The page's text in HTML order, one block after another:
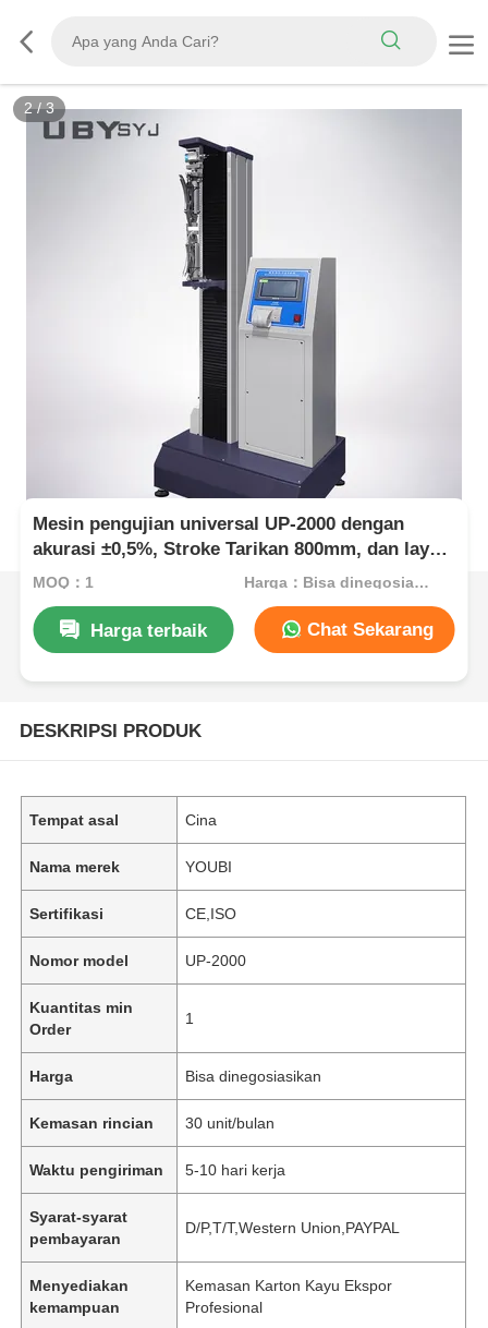
3/3
Mesin pengujian universal UP-2000 dengan
akurasi ±0,5%, Stroke Tarikan 800mm, dan layar
sentuh berwarna 5 inci untuk pengujian
MOQ：1 Harga：Bisa dinegosiasikan
Harga terbaik Chat Sekarang
DESKRIPSI PRODUK
Tempat asal Cina
Nama merek YOUBI
Sertifikasi CE,ISO
Nomor model UP-2000
Kuantitas min
Order
1
Harga Bisa dinegosiasikan
Kemasan rincian 30 unit/bulan
Waktu pengiriman 5-10 hari kerja
Syarat-syarat
pembayaran
D/P,T/T,Western Union,PAYPAL
Menyediakan
kemampuan
Kemasan Karton Kayu Ekspor
Profesional